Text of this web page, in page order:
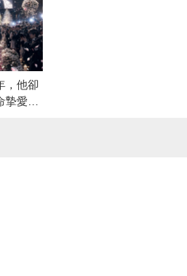
，他卻
愛當